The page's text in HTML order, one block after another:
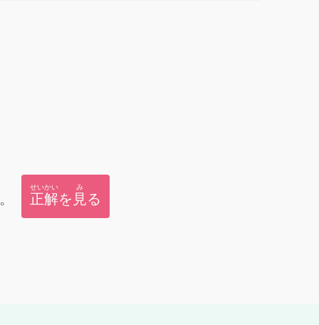
正解
せいかい
を 見
み
る